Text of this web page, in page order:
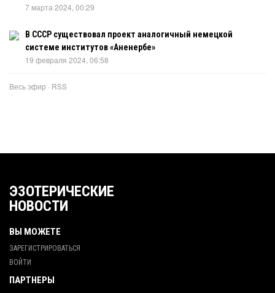
7 марта 2024, 00:29
В СССР существовал проект аналогичный немецкой
системе институтов «Аненербе»
19 февраля 2024, 06:58
Весь эфир · RSS
ЭЗОТЕРИЧЕСКИЕ
НОВОСТИ
ВЫ МОЖЕТЕ
ЗАРЕГИСТРИРОВАТЬСЯ
ВОЙТИ
ПАРТНЕРЫ